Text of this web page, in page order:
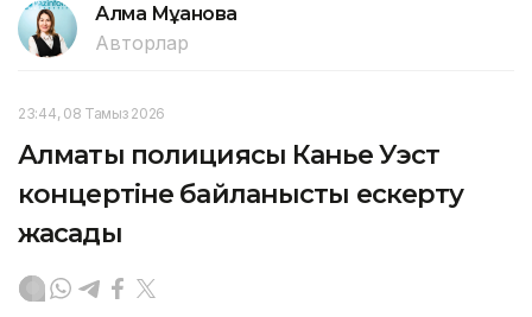
Алма Мұқанова
Авторлар
23:44, 08 Тамыз 2026
Алматы полициясы Канье Уэст
концертіне байланысты ескерту
жасады